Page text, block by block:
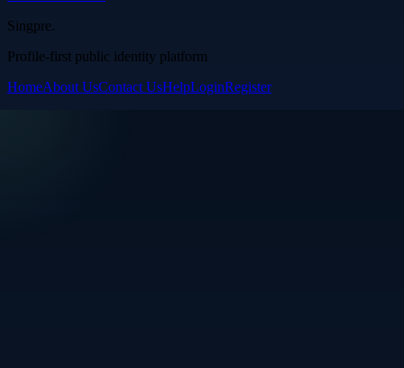
Singpre.
Profile-first public identity platform
HomeAbout UsContact UsHelpLoginRegister